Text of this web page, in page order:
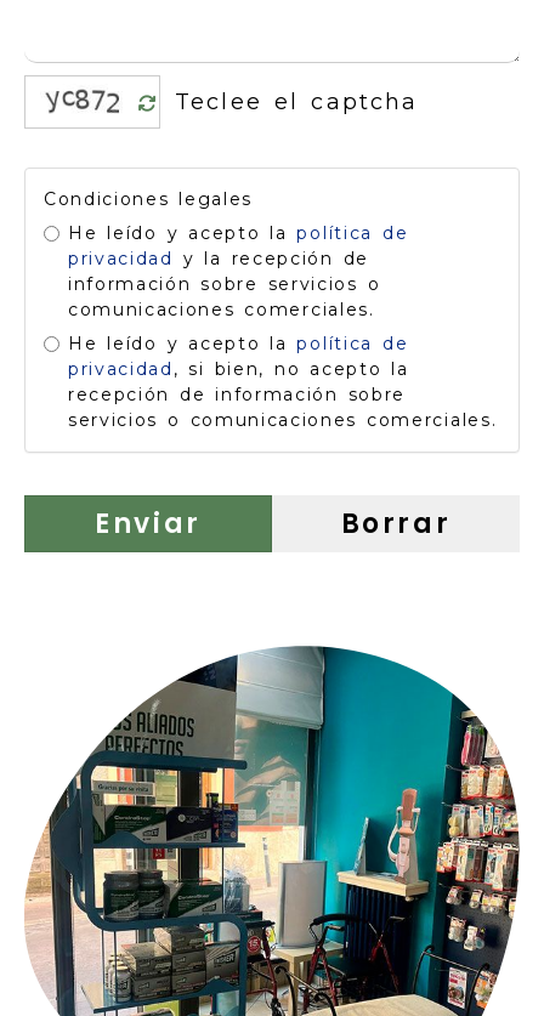
Condiciones legales
He leído y acepto lapolítica de
privacidad
y la recepción de
información sobre servicios o
comunicaciones comerciales.
He leído y acepto lapolítica de
privacidad , si bien, no acepto la
recepción de información sobre
servicios o comunicaciones comerciales.
Enviar Borrar